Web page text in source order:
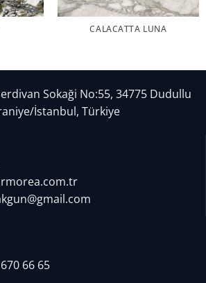
CALACATTA LUNA
Sokaği No:55, 34775 Dudullu
İstanbul, Türkiye
66 65